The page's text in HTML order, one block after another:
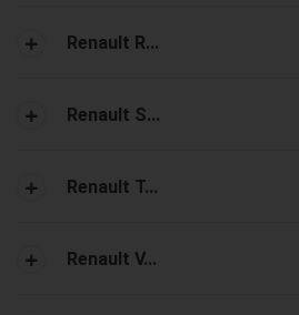
Renault R...
Renault S...
Renault T...
Renault V...